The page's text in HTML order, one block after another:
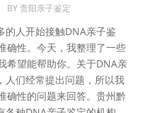
BY贵阳亲子鉴定
的人开始接触DNA亲子鉴
确性。今天，我整理了一些
希望能帮助你。关于DNA亲
人们经常提出问题，所以我
确性的问题来回答。贵州黔